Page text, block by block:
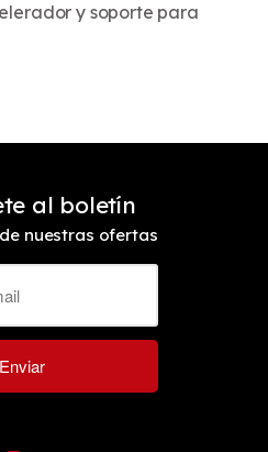
y soporte para
al boletín
nuestras ofertas
Enviar